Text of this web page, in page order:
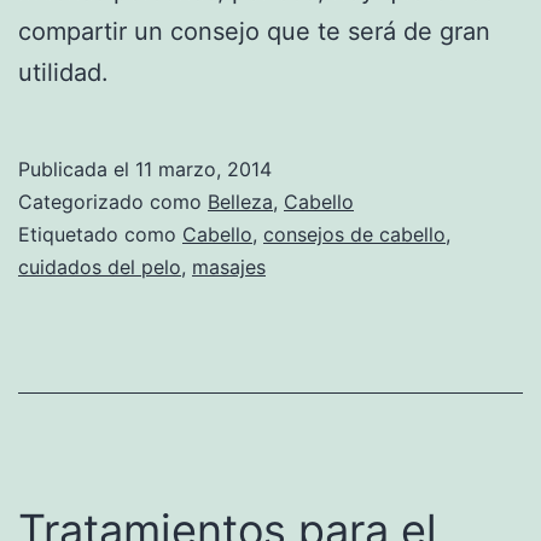
compartir un consejo que te será de gran
utilidad.
Publicada el 11 marzo, 2014
Categorizado como Belleza, Cabello
Etiquetado como Cabello, consejos de cabello,
cuidados del pelo, masajes
Tratamientos para el